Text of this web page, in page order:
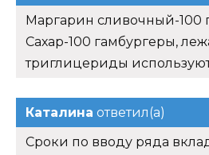
Маргарин сливочный-100
Сахар-100 гамбургеры,
триглицериды
Каталина ответил(а)
Сроки по вводу ряда